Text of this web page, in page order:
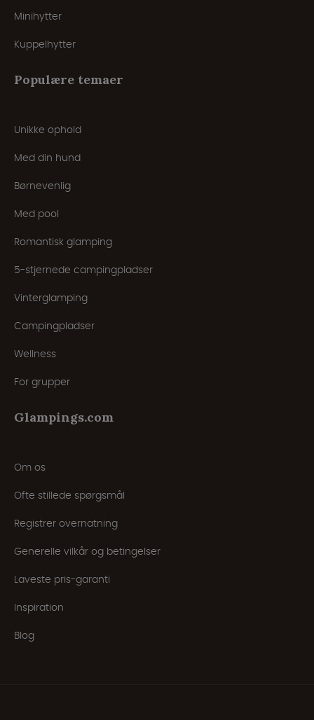
Minihytter
Kuppelhytter
Populære temaer
Unikke ophold
Med din hund
Børnevenlig
Med pool
Romantisk glamping
5-stjernede campingpladser
Vinterglamping
Campingpladser
Wellness
For grupper
Glampings.com
Om os
Ofte stillede spørgsmål
Registrer overnatning
Generelle vilkår og betingelser
Laveste pris-garanti
Inspiration
Blog